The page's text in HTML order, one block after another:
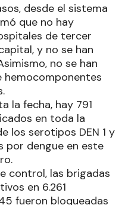
desde el sistema
que no hay
de tercer
y no se han
no se han
hemocomponentes
la fecha, hay 791
en toda la
los serotipos DEN 1 y
por dengue en este
control, las brigadas
en 6.261
fueron bloqueadas